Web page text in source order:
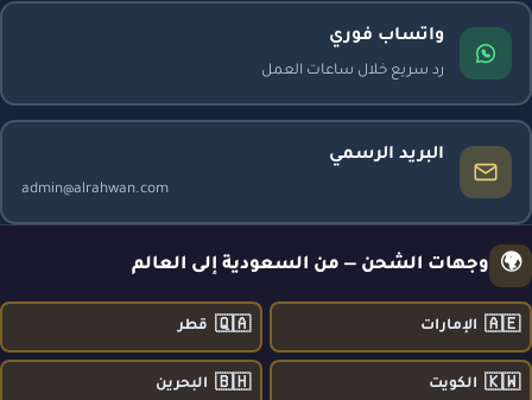
واتساب فوري
رد سريع خلال ساعات العمل
البريد الرسمي
admin@alrahwan.com
🌍 وجهات الشحن — من السعودية إلى العالم
🇦🇪 الإمارات 🇶🇦 قطر
🇰🇼 الكويت 🇧🇭 البحرين